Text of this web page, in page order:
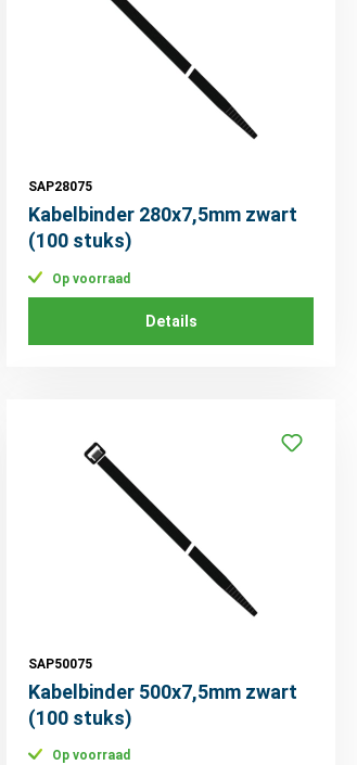
SAP28075
Kabelbinder 280x7,5mm zwart
(100 stuks)
Op voorraad
Details
SAP50075
Kabelbinder 500x7,5mm zwart
(100 stuks)
Op voorraad